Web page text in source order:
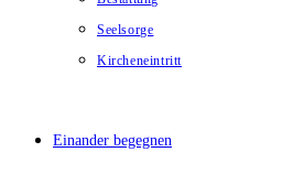
Seelsorge
Kircheneintritt
Einander begegnen